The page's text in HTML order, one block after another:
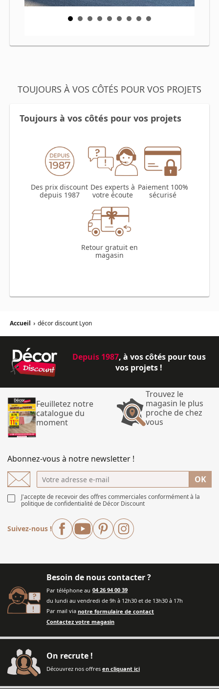
TOUJOURS À VOS CÔTÉS POUR VOS PROJETS
Toujours à vos côtés pour vos projets
Des prix discount
depuis 1987
Des experts à
votre écoute
Paiement 100%
sécurisé
Retour gratuit en
magasin
Accueil › décor discount Lyon
Depuis 1987, à vos côtés pour tous
vos projets !
Feuilletez notre
catalogue du
moment
Trouvez le
magasin le plus
proche de chez
vous
Abonnez-vous à notre newsletter !
J'accepte de recevoir des offres commerciales conformément à la
politique de confidentialité de Décor Discount
Suivez-nous !
FacebookYouTubePinterest
Besoin de nous contacter ?
Par téléphone au 04 26 94 00 39
du lundi au vendredi de 9h à 12h30 et de 13h30 à 17h
Par mail via notre formulaire de contact
Contactez votre magasin
On recrute !
Découvrez nos offres en cliquant ici